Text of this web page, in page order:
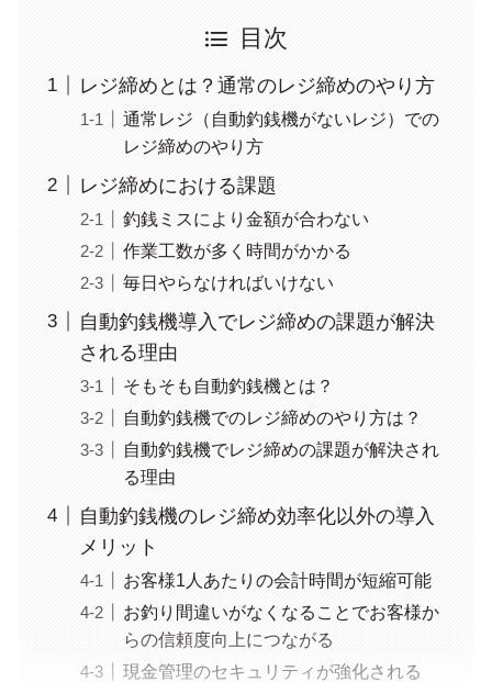
目次
レジ締めとは？通常のレジ締めのやり方
通常レジ（自動釣銭機がないレジ）での
レジ締めのやり方
レジ締めにおける課題
釣銭ミスにより金額が合わない
作業工数が多く時間がかかる
毎日やらなければいけない
自動釣銭機導入でレジ締めの課題が解決
される理由
そもそも自動釣銭機とは？
自動釣銭機でのレジ締めのやり方は？
自動釣銭機でレジ締めの課題が解決され
る理由
自動釣銭機のレジ締め効率化以外の導入
メリット
お客様1人あたりの会計時間が短縮可能
お釣り間違いがなくなることでお客様か
らの信頼度向上につながる
現金管理のセキュリティが強化される